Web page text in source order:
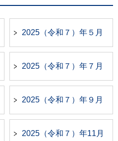
2025（令和７）年５月
2025（令和７）年７月
2025（令和７）年９月
2025（令和７）年11月